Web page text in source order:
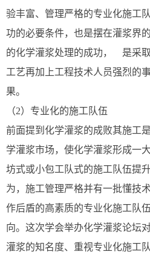
验丰富、管理严格的专业化施工
功的必要条件，也是摆在灌浆界
的化学灌浆处理的成功，
是采
工艺再加上工程技术人员强烈的
果。
（2）专业化的施工队伍
前面提到化学灌浆的成败其施工
学灌浆市场，使化学灌浆形成一
坊式或小包工队式的施工队伍提
为，施工管理严格并有一批懂技
作后盾的高素质的专业化施工队
向。这次学会举办化学灌浆论坛
灌浆的知名度、重视专业化施工